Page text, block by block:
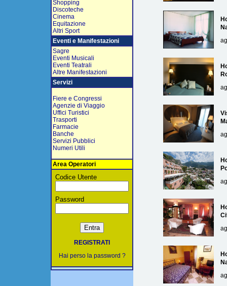
Shopping
Discoteche
Cinema
Equitazione
Altri Sport
Eventi e Manifestazioni
Sagre
Eventi Musicali
Eventi Teatrali
Altre Manifestazioni
Servizi
Fiere e Congressi
Agenzie di Viaggio
Uffici Turistici
Trasporti
Farmacie
Banche
Servizi Pubblici
Numeri Utili
Area Operatori
Codice Utente
Password
REGISTRATI
Hai perso la password ?